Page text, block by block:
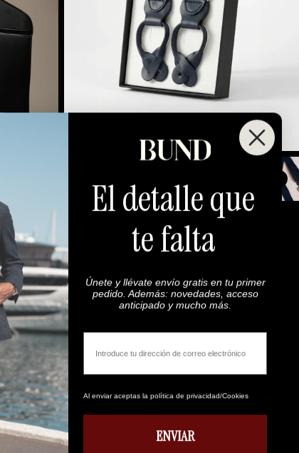
€59,00
Añadir al carrito
El detalle que
te falta
Únete y llévate envío gratis en tu primer
pedido. Además: novedades, acceso
anticipado y mucho más.
Email
Al enviar aceptas la política de privacidad/Cookies
ENVIAR